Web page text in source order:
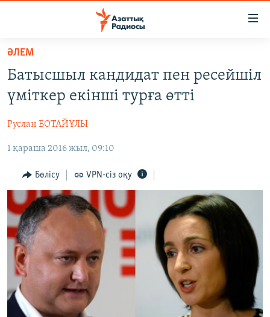
Skip
main
content
Skip
to
Navigation
Search
AZATTYQTV
ҚАҢТАР ОҚИҒАСЫ
АДАМ ҚҰҚЫҚТАРЫ
ӘЛЕУМЕТ
ӘЛЕМ
АРНАЙЫ ЖОБАЛАР
Русский
ЖАЗЫЛЫҢЫЗ
ӘЛЕМ
Батысшыл кандидат пен ресейшіл
үміткер екінші турға өтті
Руслан БОТАЙҰЛЫ
1 қараша 2016 жыл, 09:10
Бөлісу VPN-сіз оқу